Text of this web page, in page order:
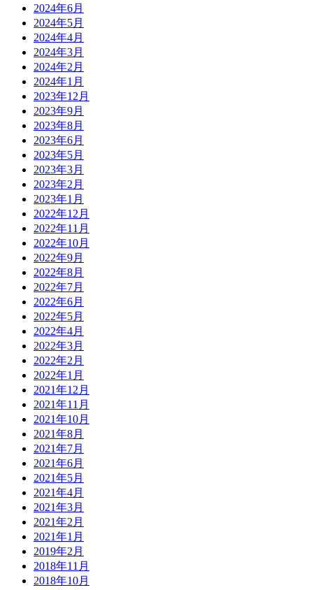
2024年6月
2024年5月
2024年4月
2024年3月
2024年2月
2024年1月
2023年12月
2023年9月
2023年8月
2023年6月
2023年5月
2023年3月
2023年2月
2023年1月
2022年12月
2022年11月
2022年10月
2022年9月
2022年8月
2022年7月
2022年6月
2022年5月
2022年4月
2022年3月
2022年2月
2022年1月
2021年12月
2021年11月
2021年10月
2021年8月
2021年7月
2021年6月
2021年5月
2021年4月
2021年3月
2021年2月
2021年1月
2019年2月
2018年11月
2018年10月